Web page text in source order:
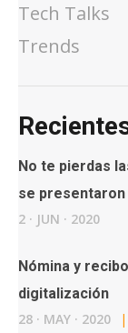
Tech Talks
Trends
No te pierdas
se
2 · JUN · 2020
Nómina y
digitalización
28 · MAY · 2020
|